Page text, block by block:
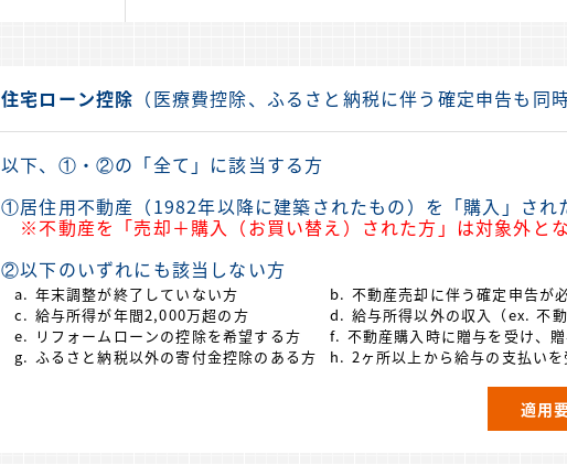
住宅ローン控除 （医療費控除、ふるさと納税に伴う確定申告も同
以下、①・②の「全て」に該当する方
①居住用不動産（1982年以降に建築されたもの）を「購入」され
※不動産を「売却＋購入（お買い替え）された方」は対象外とな
②以下のいずれにも該当しない方
a. 年末調整が終了していない方
b. 不動産売却に伴う確定申告が
c. 給与所得が年間2,000万超の方
d. 給与所得以外の収入（ex. 不
e. リフォームローンの控除を希望する方
f. 不動産購入時に贈与を受け、
g. ふるさと納税以外の寄付金控除のある方
h. 2ヶ所以上から給与の支払いを
適用